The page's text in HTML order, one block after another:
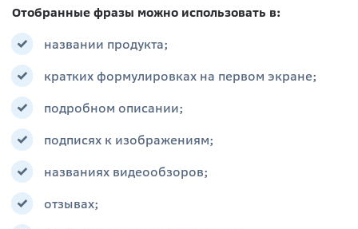
Отобранные фразы можно использовать в:
названии продукта;
кратких формулировках на первом экране;
подробном описании;
подписях к изображениям;
названиях видеообзоров;
отзывах;